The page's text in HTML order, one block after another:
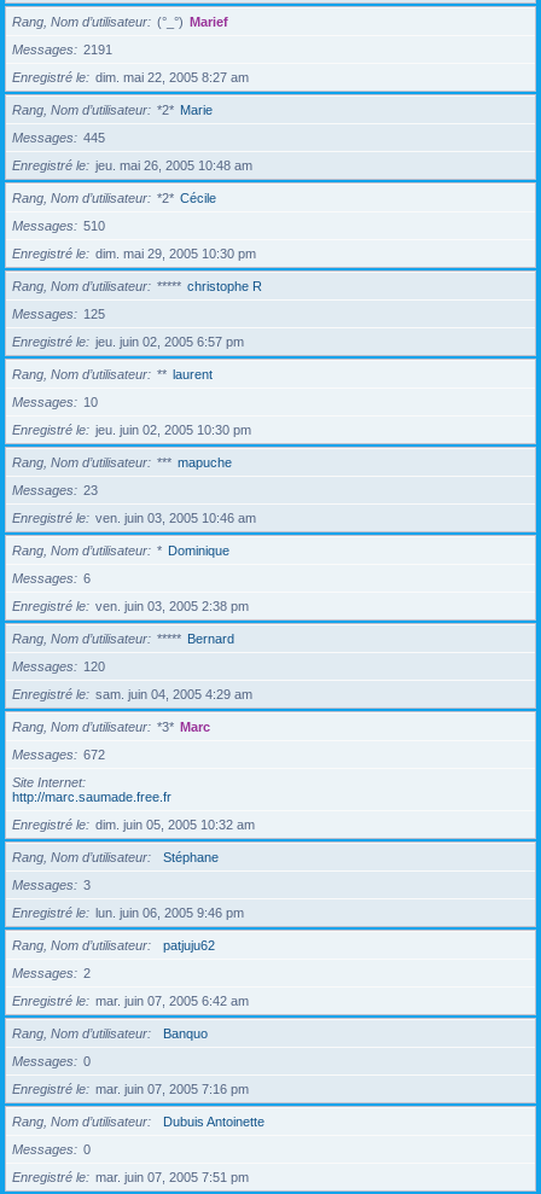
Rang, Nom d’utilisateur (°_°) Marief
Messages
2191
Enregistré le
dim. mai 22, 2005 8:27 am
Rang, Nom d’utilisateur *2* Marie
Messages
445
Enregistré le
jeu. mai 26, 2005 10:48 am
Rang, Nom d’utilisateur *2* Cécile
Messages
510
Enregistré le
dim. mai 29, 2005 10:30 pm
Rang, Nom d’utilisateur ***** christophe R
Messages
125
Enregistré le
jeu. juin 02, 2005 6:57 pm
Rang, Nom d’utilisateur ** laurent
Messages
10
Enregistré le
jeu. juin 02, 2005 10:30 pm
Rang, Nom d’utilisateur *** mapuche
Messages
23
Enregistré le
ven. juin 03, 2005 10:46 am
Rang, Nom d’utilisateur * Dominique
Messages
6
Enregistré le
ven. juin 03, 2005 2:38 pm
Rang, Nom d’utilisateur ***** Bernard
Messages
120
Enregistré le
sam. juin 04, 2005 4:29 am
Rang, Nom d’utilisateur *3* Marc
Messages
672
Site Internet
http://marc.saumade.free.fr
Enregistré le
dim. juin 05, 2005 10:32 am
Rang, Nom d’utilisateur
Stéphane
Messages
3
Enregistré le
lun. juin 06, 2005 9:46 pm
Rang, Nom d’utilisateur
patjuju62
Messages
2
Enregistré le
mar. juin 07, 2005 6:42 am
Rang, Nom d’utilisateur
Banquo
Messages
0
Enregistré le
mar. juin 07, 2005 7:16 pm
Rang, Nom d’utilisateur
Dubuis Antoinette
Messages
0
Enregistré le
mar. juin 07, 2005 7:51 pm